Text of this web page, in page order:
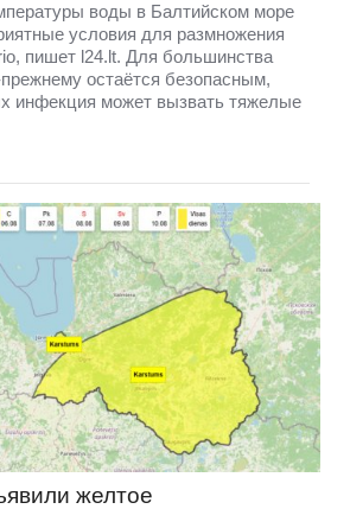
воды в Балтийском море
условия для размножения
пишет l24.lt. Для большинства
остаётся безопасным,
инфекция может вызвать тяжелые
желтое